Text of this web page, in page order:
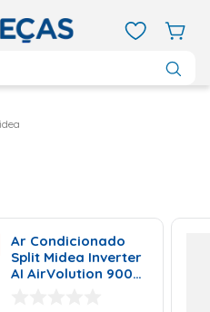
Ar Condicionado
Split Midea Inverter
AI AirVolution 9000